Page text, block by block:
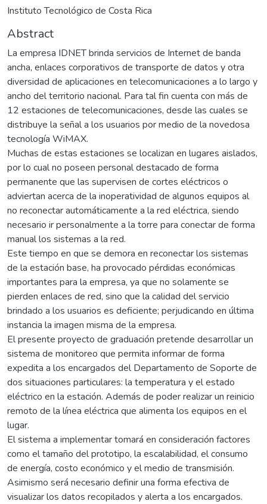
Instituto Tecnológico de Costa Rica
Abstract
La empresa IDNET brinda servicios de Internet de banda
ancha, enlaces corporativos de transporte de datos y otra
diversidad de aplicaciones en telecomunicaciones a lo largo y
ancho del territorio nacional. Para tal fin cuenta con más de
12 estaciones de telecomunicaciones, desde las cuales se
distribuye la señal a los usuarios por medio de la novedosa
tecnología WiMAX.
Muchas de estas estaciones se localizan en lugares aislados,
por lo cual no poseen personal destacado de forma
permanente que las supervisen de cortes eléctricos o
adviertan acerca de la inoperatividad de algunos equipos al
no reconectar automáticamente a la red eléctrica, siendo
necesario ir personalmente a la torre para conectar de forma
manual los sistemas a la red.
Este tiempo en que se demora en reconectar los sistemas
de la estación base, ha provocado pérdidas económicas
importantes para la empresa, ya que no solamente se
pierden enlaces de red, sino que la calidad del servicio
brindado a los usuarios es deficiente; perjudicando en última
instancia la imagen misma de la empresa.
El presente proyecto de graduación pretende desarrollar un
sistema de monitoreo que permita informar de forma
expedita a los encargados del Departamento de Soporte de
dos situaciones particulares: la temperatura y el estado
eléctrico en la estación. Además de poder realizar un reinicio
remoto de la línea eléctrica que alimenta los equipos en el
lugar.
El sistema a implementar tomará en consideración factores
como el tamaño del prototipo, la escalabilidad, el consumo
de energía, costo económico y el medio de transmisión.
Asimismo será necesario definir una forma efectiva de
visualizar los datos recopilados y alerta a los encargados.